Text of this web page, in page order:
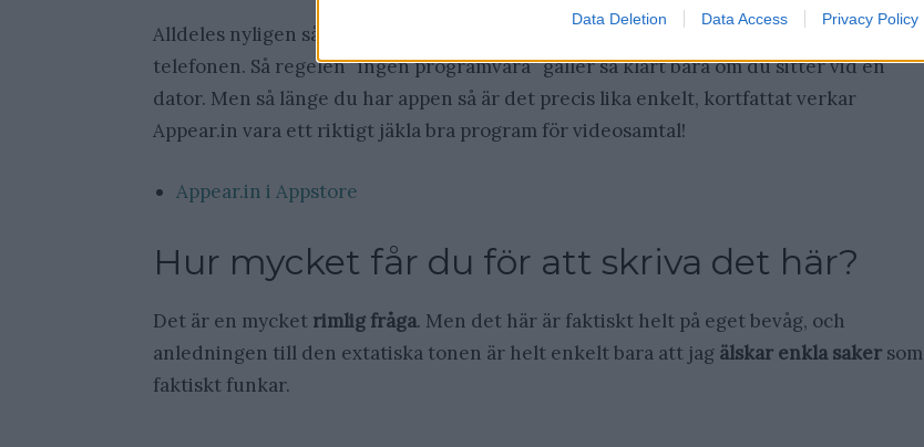
Data Deletion Data Access Privacy Policy
Alldeles nyligen så släpptes även en iPhone-app för enkla videosamtal även från
telefonen. Så regelen ”ingen programvara” gäller så klart bara om du sitter vid en
dator. Men så länge du har appen så är det precis lika enkelt, kortfattat verkar
Appear.in vara ett riktigt jäkla bra program för videosamtal!
Appear.in i Appstore
Hur mycket får du för att skriva det här?
Det är en mycket rimlig fråga. Men det här är faktiskt helt på eget bevåg, och
anledningen till den extatiska tonen är helt enkelt bara att jag älskar enkla sakersom
faktiskt funkar.